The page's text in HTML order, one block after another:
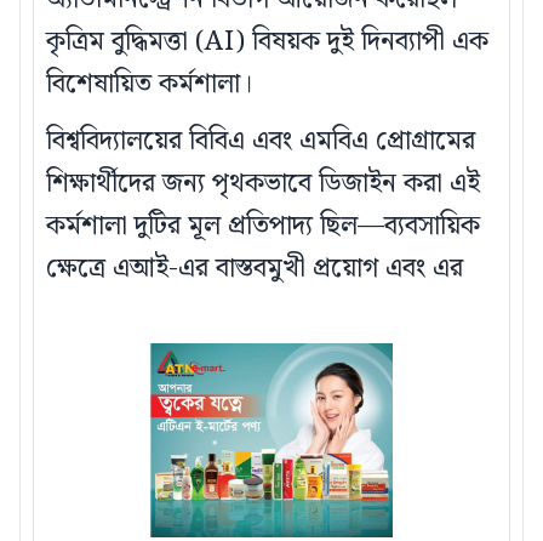
কৃত্রিম বুদ্ধিমত্তা (AI) বিষয়ক দুই দিনব্যাপী এক
বিশেষায়িত কর্মশালা।
বিশ্ববিদ্যালয়ের বিবিএ এবং এমবিএ প্রোগ্রামের
শিক্ষার্থীদের জন্য পৃথকভাবে ডিজাইন করা এই
কর্মশালা দুটির মূল প্রতিপাদ্য ছিল—ব্যবসায়িক
ক্ষেত্রে এআই-এর বাস্তবমুখী প্রয়োগ এবং এর